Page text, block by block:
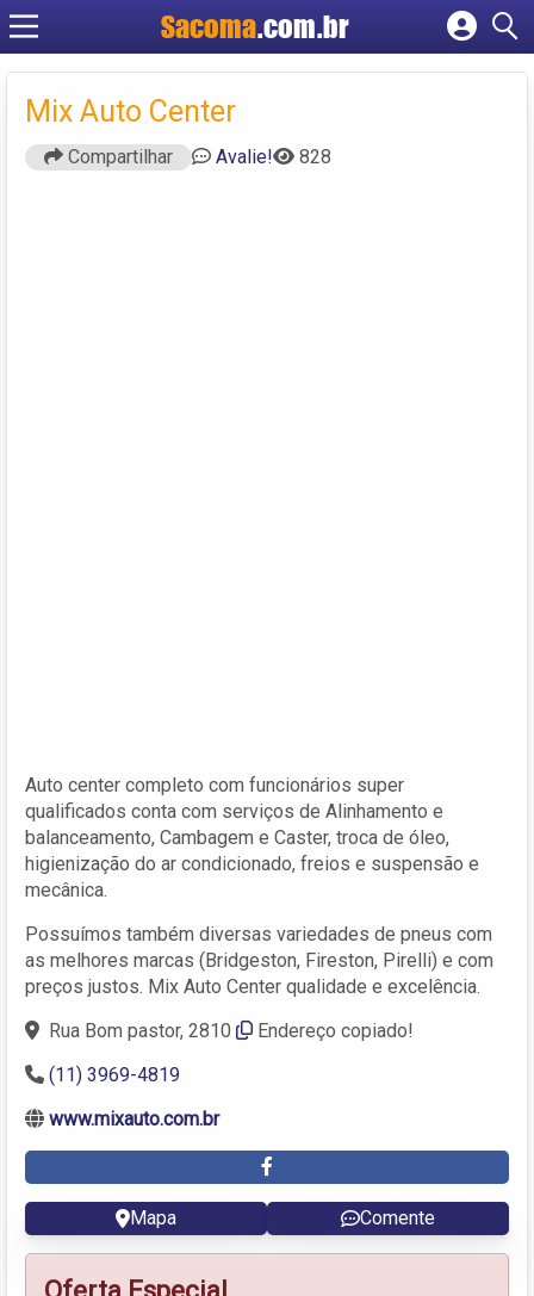
Sacoma.com.br
Cadastrar empresa
Mix Auto Center
Compartilhar Avalie! 828
Auto center completo com funcionários super
qualificados conta com serviços de Alinhamento e
balanceamento, Cambagem e Caster, troca de óleo,
higienização do ar condicionado, freios e suspensão e
mecânica.
Possuímos também diversas variedades de pneus com
as melhores marcas (Bridgeston, Fireston, Pirelli) e com
preços justos. Mix Auto Center qualidade e excelência.
Rua Bom pastor, 2810
Endereço copiado!
(11) 3969-4819
www.mixauto.com.br
Mapa Comente